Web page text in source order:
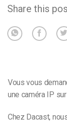
Share this
Vous vous
une caméra IP
Chez Dacast,